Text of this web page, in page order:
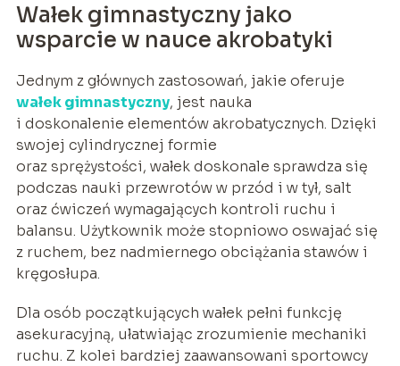
Wałek gimnastyczny jako
wsparcie w nauce akrobatyki
Jednym z głównych zastosowań, jakie oferuje
wałek gimnastyczny, jest nauka
i doskonalenie elementów akrobatycznych. Dzięki
swojej cylindrycznej formie
oraz sprężystości, wałek doskonale sprawdza się
podczas nauki przewrotów w przód i w tył, salt
oraz ćwiczeń wymagających kontroli ruchu i
balansu. Użytkownik może stopniowo oswajać się
z ruchem, bez nadmiernego obciążania stawów i
kręgosłupa.
Dla osób początkujących wałek pełni funkcję
asekuracyjną, ułatwiając zrozumienie mechaniki
ruchu. Z kolei bardziej zaawansowani sportowcy